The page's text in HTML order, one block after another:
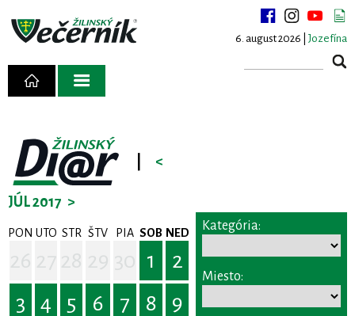
6. august 2026 | Jozefína
<
JÚL 2017 >
PON UTO STR ŠTV PIA SOB NED
1
2
3
4 5 6 7 8
9
Kategória:
Miesto: